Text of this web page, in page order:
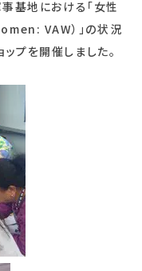
基地における「女性
VAW）」の状況
プを開催しました。